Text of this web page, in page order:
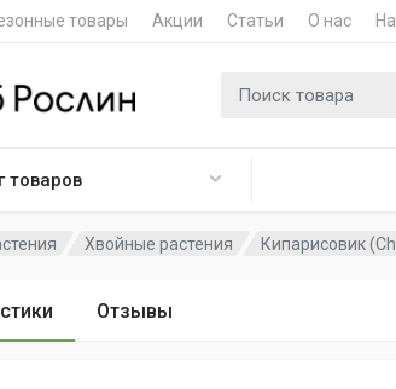
товары Акции Статьи О нас
товаров
Поиск для
Хвойные растения Кипарисовик
Отзывы